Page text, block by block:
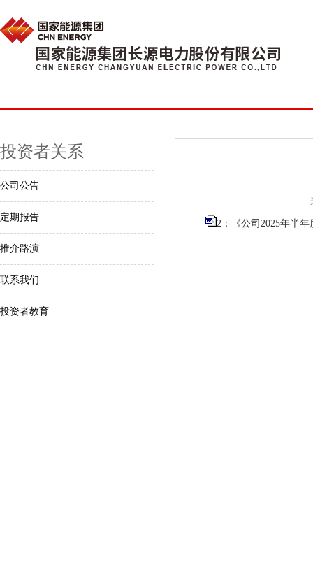
投资者关系
公司公告
定期报告
推介路演
联系我们
投资者教育
2：《公司2025年半